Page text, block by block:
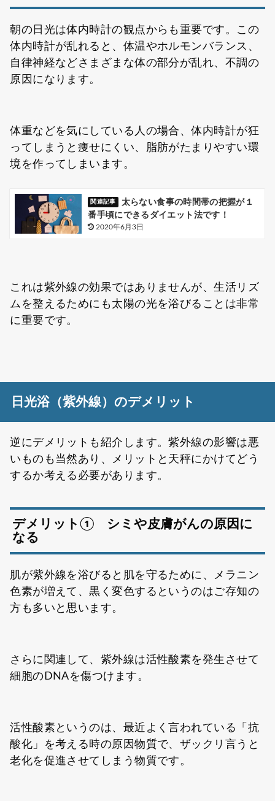
朝の日光は体内時計の観点からも重要です。この
体内時計が乱れると、体温やホルモンバランス、
自律神経などさまざまな体の部分が乱れ、不調の
原因になります。
体重などを気にしている人の場合、体内時計が狂
ってしまうと痩せにくい、脂肪がたまりやすい環
境を作ってしまいます。
太らない食事の時間帯の把握が１
番手頃にできるダイエット法です！
2020年6月3日
これは紫外線の効果ではありませんが、生活リズ
ムを整えるためにも太陽の光を浴びることは非常
に重要です。
日光浴（紫外線）のデメリット
逆にデメリットも紹介します。紫外線の影響は悪
いものも当然あり、メリットと天秤にかけてどう
するか考える必要があります。
デメリット① シミや皮膚がんの原因に
なる
肌が紫外線を浴びると肌を守るために、メラニン
色素が増えて、黒く変色するというのはご存知の
方も多いと思います。
さらに関連して、紫外線は活性酸素を発生させて
細胞のDNAを傷つけます。
活性酸素というのは、最近よく言われている「抗
酸化」を考える時の原因物質で、ザックリ言うと
老化を促進させてしまう物質です。